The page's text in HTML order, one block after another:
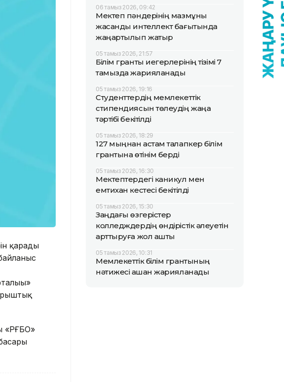
қарады
«РҒБО»
06 тамыз 2026, 09:42
Мектеп пәндерінің мазмұны
жасанды интеллект бағытында
жаңартылып жатыр
05 тамыз 2026, 21:57
Білім гранты иегерлерінің тізімі 7
тамызда жарияланады
05 тамыз 2026, 19:16
Студенттердің мемлекеттік
стипендиясын төлеудің жаңа
тәртібі бекітілді
05 тамыз 2026, 18:29
127 мыңнан астам талапкер білім
грантына өтінім берді
05 тамыз 2026, 16:30
Мектептердегі каникул мен
емтихан кестесі бекітілді
05 тамыз 2026, 15:30
Заңдағы өзгерістер
колледждердің өндірістік әлеуетін
арттыруға жол ашты
05 тамыз 2026, 10:31
Мемлекеттік білім грантының
нәтижесі қашан жарияланады